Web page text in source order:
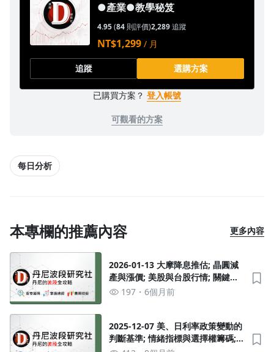
●產業●教學秘笈
4.95(84 則評價)2,289追蹤
NT$1,299 / 月
追蹤 選購方案
已購買方案？ 登入帳號
可觀看的方案
每日分析
本專欄的推薦內容 更多內容
2026-01-13 大摩降息推估; 晶圓減
產與漲價; 美股與台股行情; 關鍵分
點; 法人EPS統整;
197 6個月前
2025-12-07 美、日利率政策變動的
判斷基準; 情緒指標與選擇權籌碼;